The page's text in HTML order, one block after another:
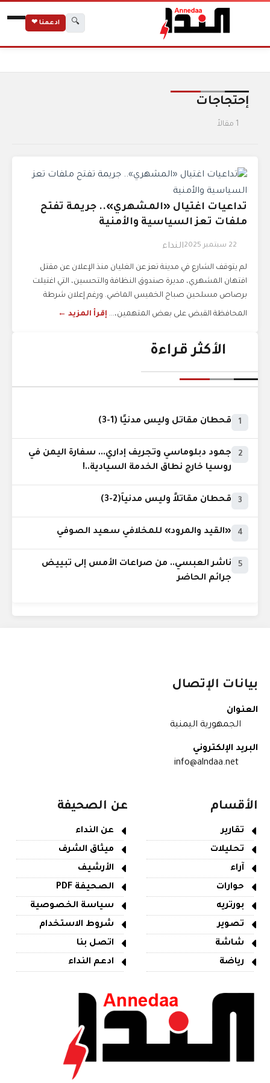
🔍 ادعمنا ❤
إحتجاجات
1 مقالاً
تداعيات اغتيال «المشهري».. جريمة تفتح
ملفات تعز السياسية والأمنية
22 سبتمبر 2025 النداء
لم يتوقف الشارع في مدينة تعز عن الغليان منذ الإعلان عن مقتل
افتهان المشهري، مديرة صندوق النظافة والتحسين، التي اغتيلت
برصاص مسلحين صباح الخميس الماضي. ورغم إعلان شرطة
المحافظة القبض على بعض المتهمين،... إقرأ المزيد ←
الأكثر قراءة
1 قحطان مقاتل وليس مدنيًا (1-3)
2
جمود دبلوماسي وتجريف إداري... سفارة اليمن في
روسيا خارج نطاق الخدمة السيادية..!
3 قحطان مقاتلاً وليس مدنياً(2-3)
4 «القيد والمرود» للمخلافي سعيد الصوفي
5
ناشر العبسي.. من صراعات الأمس إلى تبييض
جرائم الحاضر
بيانات الإتصال
العنوان
الجمهورية اليمنية
البريد الإلكتروني
info@alndaa.net
الأقسام
تقارير
تحليلات
آراء
حوارات
بورتريه
تصوير
شاشة
رياضة
عن الصحيفة
عن النداء
ميثاق الشرف
الأرشيف
الصحيفة PDF
سياسة الخصوصية
شروط الاستخدام
اتصل بنا
ادعم النداء